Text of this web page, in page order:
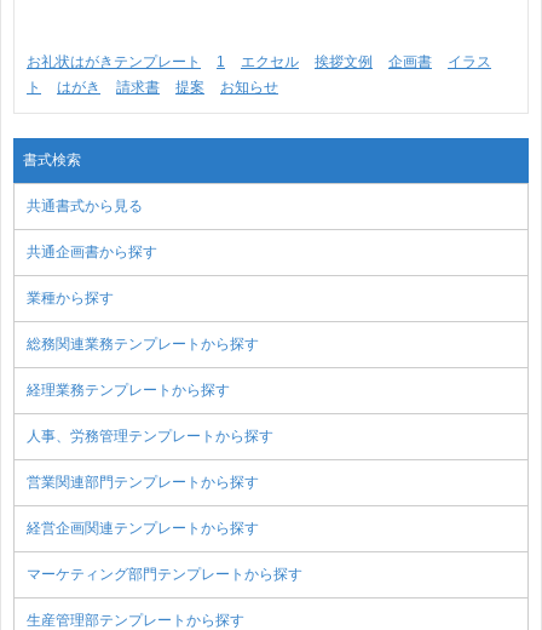
お礼状はがきテンプレート 1 エクセル 挨拶文例 企画書
イラス
ト
はがき 請求書 提案 お知らせ
書式検索
共通書式から見る
共通企画書から探す
業種から探す
総務関連業務テンプレートから探す
経理業務テンプレートから探す
人事、労務管理テンプレートから探す
営業関連部門テンプレートから探す
経営企画関連テンプレートから探す
マーケティング部門テンプレートから探す
生産管理部テンプレートから探す